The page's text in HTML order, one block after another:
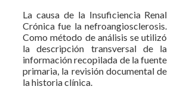
La causa de la Insuficiencia Renal
Crónica fue la nefroangiosclerosis.
Como método de análisis se utilizó
la descripción transversal de la
información recopilada de la fuente
primaria, la revisión documental de
la historia clínica.